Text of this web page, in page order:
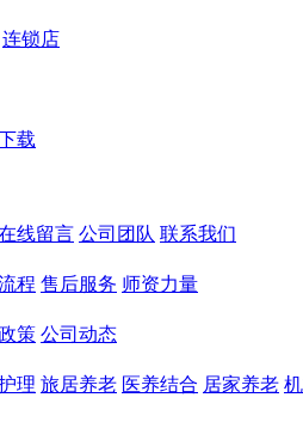
连锁店
载
线留言 公司团队 联系我们
程 售后服务 师资力量
策 公司动态
理 旅居养老 医养结合 居家养老